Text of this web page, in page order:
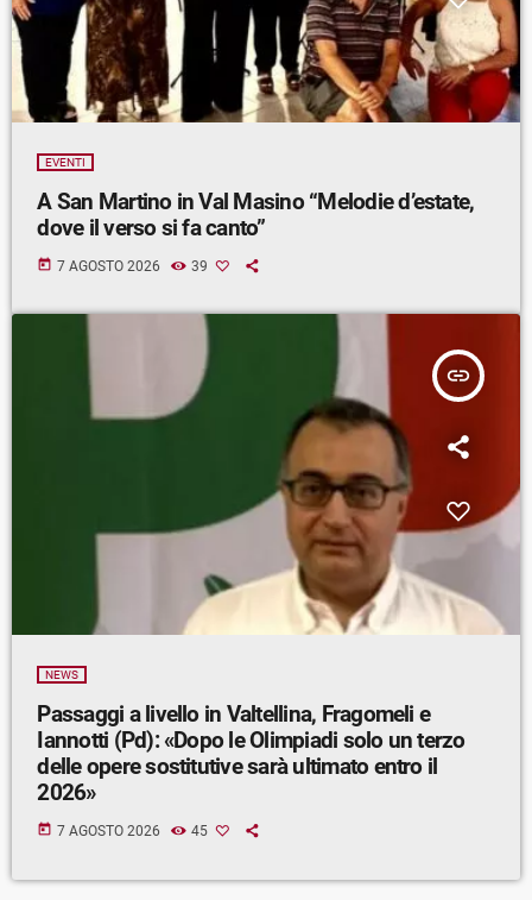
EVENTI
A San Martino in Val Masino “Melodie d’estate,
dove il verso si fa canto”
today 7 AGOSTO 2026 39
insert_link
NEWS
Passaggi a livello in Valtellina, Fragomeli e
Iannotti (Pd): «Dopo le Olimpiadi solo un terzo
delle opere sostitutive sarà ultimato entro il
2026»
today 7 AGOSTO 2026 45